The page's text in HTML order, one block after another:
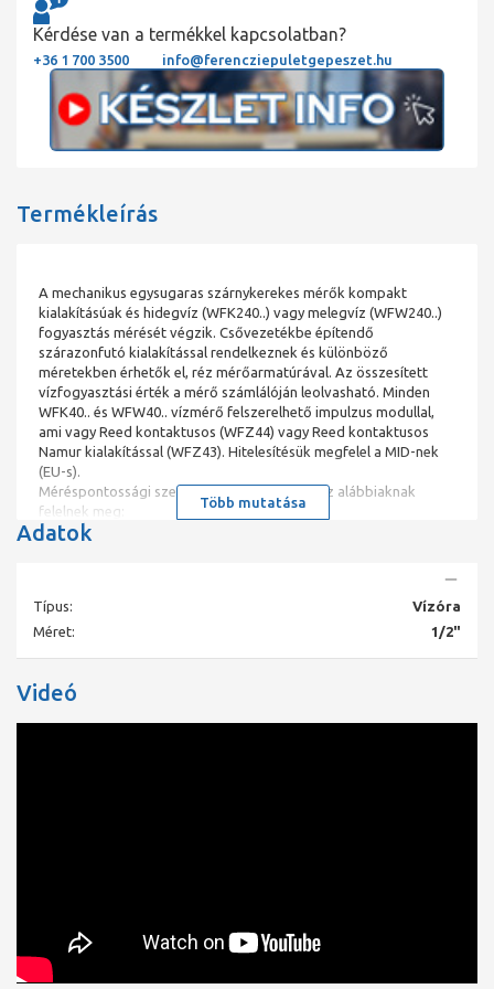
Kérdése van a termékkel kapcsolatban?
+36 1 700 3500 info@ferencziepuletgepeszet.hu
Termékleírás
A mechanikus egysugaras szárnykerekes mérők kompakt
kialakításúak és hidegvíz (WFK240..) vagy melegvíz (WFW240..)
fogyasztás mérését végzik. Csővezetékbe építendő
szárazonfutó kialakítással rendelkeznek és különböző
méretekben érhetők el, réz mérőarmatúrával. Az összesített
vízfogyasztási érték a mérő számlálóján leolvasható. Minden
WFK40.. és WFW40.. vízmérő felszerelhető impulzus modullal,
ami vagy Reed kontaktusos (WFZ44) vagy Reed kontaktusos
Namur kialakítással (WFZ43). Hitelesítésük megfelel a MID-nek
(EU-s).
Méréspontossági szempontból a vízmérők az alábbiaknak
felelnek meg:
Elsődlegesen háztartási vízfogyasztás mérésére alkalmazhatók
Több mutatása
Adatok
Típus:
Vízóra
Méret:
1/2"
Videó